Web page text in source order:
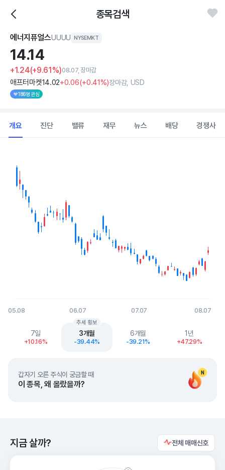
종목검색
에너지퓨얼스UUUU NYSEMKT
14.14
+1.24(+9.61%)08.07, 장마감
애프터마켓14.02+0.06(+0.41%)장마감, USD
186명 관심
개요 진단 밸류 재무 뉴스 배당 경쟁사
View as data table, Chart
The chart has 1 X axis displaying Time. Data ranges from
The chart has 1 Y axis displaying values. Data ranges from
05.08 06.07 07.07 08.07
End of interactive chart.
7일
+10.16%
3개월
-39.44%
추세 횡보
6개월
-39.21%
1년
+47.29%
N
갑자기 오른 주식이 궁금할 때
이 종목, 왜 올랐을까?
지금 살까? 전체 매매신호